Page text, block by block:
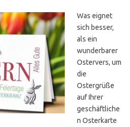
Was eignet
sich besser,
als ein
wunderbarer
Ostervers, um
die
Ostergrüße
auf Ihrer
geschäftliche
n Osterkarte